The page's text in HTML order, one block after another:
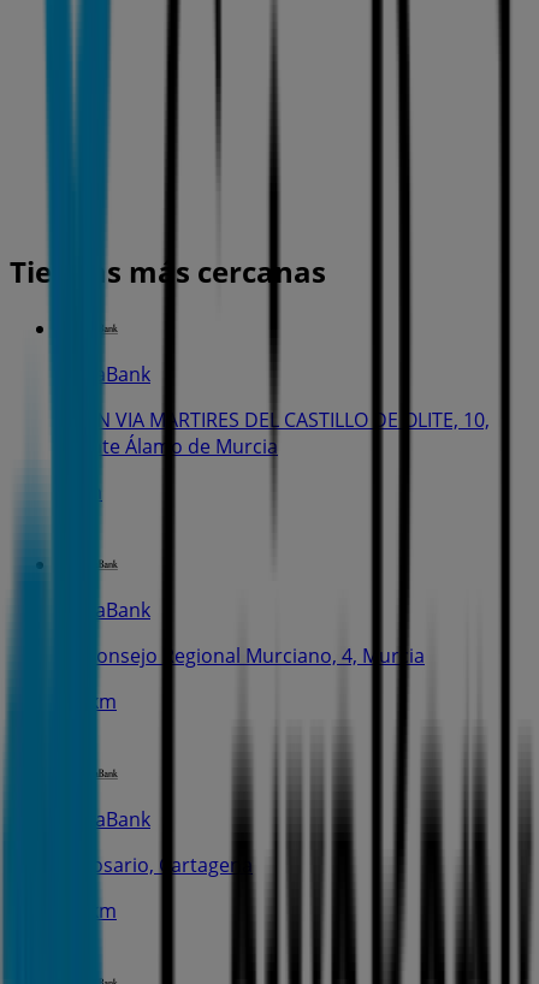
Tiendas más cercanas
CaixaBank
GRAN VIA MARTIRES DEL CASTILLO DE OLITE, 10,
Fuente Álamo de Murcia
CaixaBank
Pl. Consejo Regional Murciano, 4, Murcia
7.3 km
CaixaBank
C. Rosario, Cartagena
9.1 km